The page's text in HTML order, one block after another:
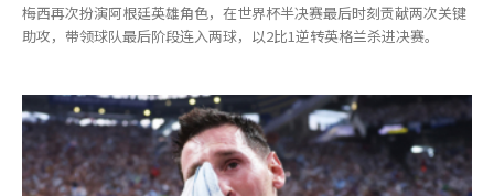
梅西再次扮演阿根廷英雄角色，在世界杯半决赛最后时刻贡献两次关键
助攻，带领球队最后阶段连入两球，以2比1逆转英格兰杀进决赛。